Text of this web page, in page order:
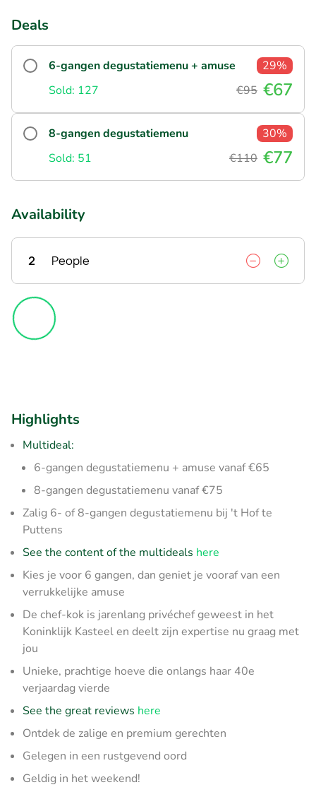
Deals
6-gangen degustatiemenu + amuse
29%
Sold: 127
€95 €67
8-gangen degustatiemenu
30%
Sold: 51
€110 €77
Availability
2 People
Highlights
Multideal:
6-gangen degustatiemenu + amuse vanaf €65
8-gangen degustatiemenu vanaf €75
Zalig 6- of 8-gangen degustatiemenu bij 't Hof te
Puttens
See the content of the multideals here
Kies je voor 6 gangen, dan geniet je vooraf van een
verrukkelijke amuse
De chef-kok is jarenlang privéchef geweest in het
Koninklijk Kasteel en deelt zijn expertise nu graag met
jou
Unieke, prachtige hoeve die onlangs haar 40e
verjaardag vierde
See the great reviews here
Ontdek de zalige en premium gerechten
Gelegen in een rustgevend oord
Geldig in het weekend!